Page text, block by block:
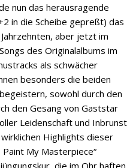
nun das herausragende
in die Scheibe gepreßt) das
aber jetzt im
des Originalalbums im
als schwächer
besonders die beiden
sowohl durch den
den Gesang von Gaststar
Leidenschaft und Inbrunst
Highlights dieser
Paint My Masterpiece“
die im Ohr haften